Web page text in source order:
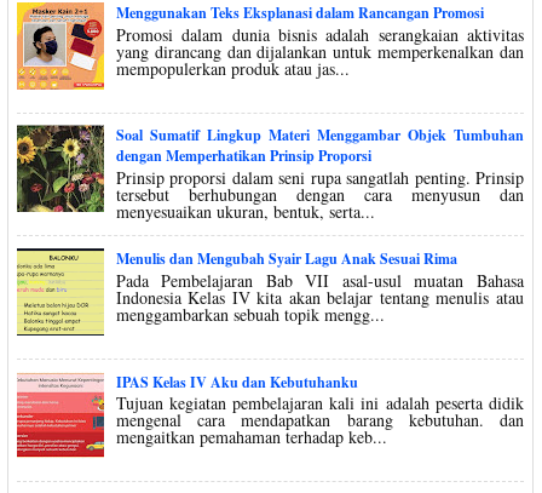
Menggunakan Teks Eksplanasi dalam Rancangan Promosi
Promosi dalam dunia bisnis adalah serangkaian aktivitas
yang dirancang dan dijalankan untuk memperkenalkan dan
mempopulerkan produk atau jas...
Soal Sumatif Lingkup Materi Menggambar Objek Tumbuhan
dengan Memperhatikan Prinsip Proporsi
Prinsip proporsi dalam seni rupa sangatlah penting. Prinsip
tersebut berhubungan dengan cara menyusun dan
menyesuaikan ukuran, bentuk, serta...
Menulis dan Mengubah Syair Lagu Anak Sesuai Rima
Pada Pembelajaran Bab VII asal-usul muatan Bahasa
Indonesia Kelas IV kita akan belajar tentang menulis atau
menggambarkan sebuah topik mengg...
IPAS Kelas IV Aku dan Kebutuhanku
Tujuan kegiatan pembelajaran kali ini adalah peserta didik
mengenal cara mendapatkan barang kebutuhan. dan
mengaitkan pemahaman terhadap keb...